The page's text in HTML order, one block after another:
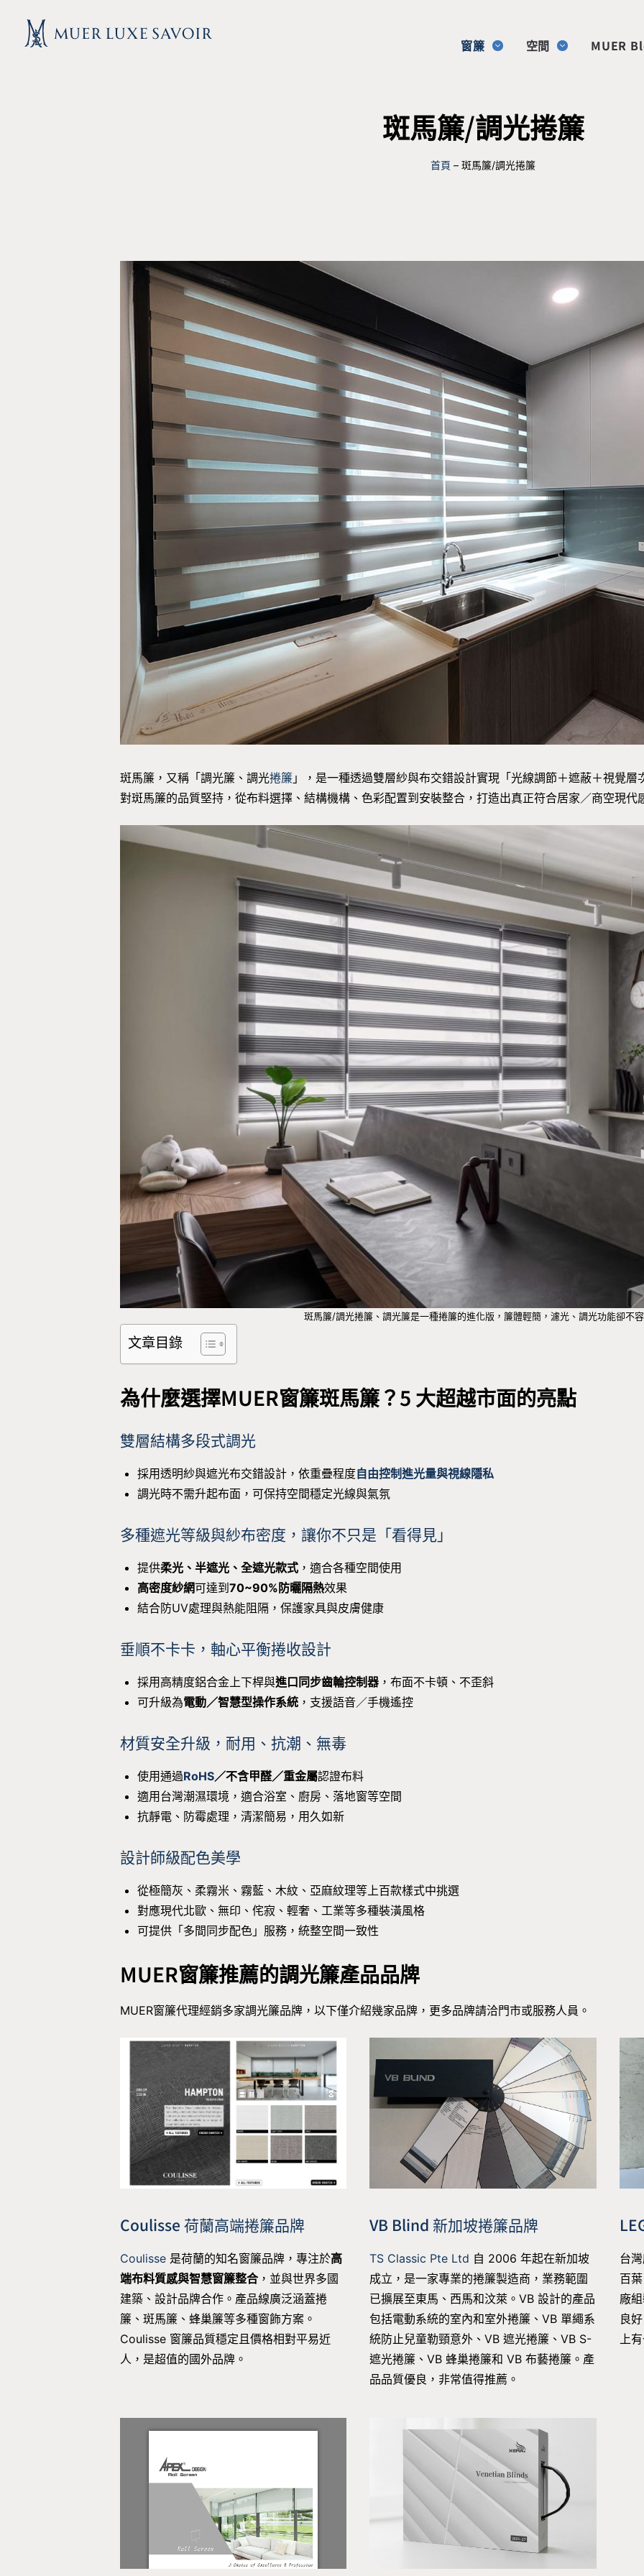
窗簾 空間 MUER
斑馬簾/調光捲簾
首頁 – 斑馬簾/調光捲簾
斑馬簾，又稱「調光簾、調光捲簾 」，是一種透過雙層紗與布交錯設計實現「光線調節＋遮蔽＋視覺
對斑馬簾的品質堅持，從布料選擇、結構機構、色彩配置到安裝整合，打造出真正符合居家／商空現代
斑馬簾/調光捲簾、調光簾是一種捲簾的進化版，簾體輕簡，濾光、調光功能卻不
文章目錄
為什麼選擇MUER窗簾斑馬簾？5 大超越市面的亮點
雙層結構多段式調光
採用透明紗與遮光布交錯設計，依重疊程度自由控制進光量與視線隱私
調光時不需升起布面，可保持空間穩定光線與氣氛
多種遮光等級與紗布密度，讓你不只是「看得見」
提供柔光、半遮光、全遮光款式 ，適合各種空間使用
高密度紗網可達到 70~90%防曬隔熱效果
結合防UV處理與熱能阻隔，保護家具與皮膚健康
垂順不卡卡，軸心平衡捲收設計
採用高精度鋁合金上下桿與進口同步齒輪控制器 ，布面不卡頓、不歪斜
可升級為電動／智慧型操作系統 ，支援語音／手機遙控
材質安全升級，耐用、抗潮、無毒
使用通過RoHS／不含甲醛／重金屬認證布料
適用台灣潮濕環境，適合浴室、廚房、落地窗等空間
抗靜電、防霉處理，清潔簡易，用久如新
設計師級配色美學
從極簡灰、柔霧米、霧藍、木紋、亞麻紋理等上百款樣式中挑選
對應現代北歐、無印、侘寂、輕奢、工業等多種裝潢風格
可提供「多間同步配色」服務，統整空間一致性
MUER窗簾推薦的調光簾產品品牌
MUER窗簾代理經銷多家調光簾品牌，以下僅介紹幾家品牌，更多品牌請洽門市或服務人員。
Coulisse 荷蘭高端捲簾品牌
Coulisse 是荷蘭的知名窗簾品牌，專注於高
端布料質感與智慧窗簾整合 ，並與世界多國
建築、設計品牌合作。產品線廣泛涵蓋捲
簾、斑馬簾、蜂巢簾等多種窗飾方案。
Coulisse 窗簾品質穩定且價格相對平易近
人，是超值的國外品牌。
VB Blind 新加坡捲簾品牌
TS Classic Pte Ltd 自 2006 年起在新加坡
成立，是一家專業的捲簾製造商，業務範圍
已擴展至東馬、西馬和汶萊。VB 設計的產品
包括電動系統的室內和室外捲簾、VB 單繩系
統防止兒童勒頸意外、VB 遮光捲簾、VB S-
遮光捲簾、VB 蜂巢捲簾和 VB 布藝捲簾。產
品品質優良，非常值得推薦。
台
百
廠
良
上